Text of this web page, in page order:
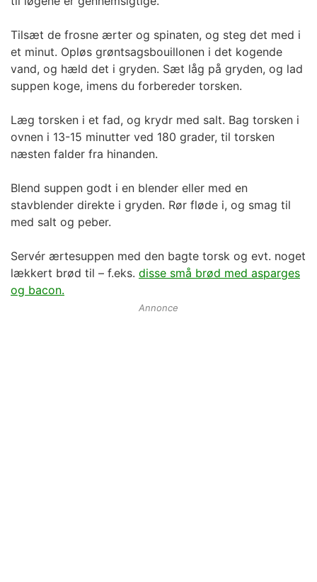
Tilsæt de frosne ærter og spinaten, og steg det med i
et minut. Opløs grøntsagsbouillonen i det kogende
vand, og hæld det i gryden. Sæt låg på gryden, og lad
suppen koge, imens du forbereder torsken.
Læg torsken i et fad, og krydr med salt. Bag torsken i
ovnen i 13-15 minutter ved 180 grader, til torsken
næsten falder fra hinanden.
Blend suppen godt i en blender eller med en
stavblender direkte i gryden. Rør fløde i, og smag til
med salt og peber.
Servér ærtesuppen med den bagte torsk og evt. noget
lækkert brød til – f.eks. disse små brød med asparges
og bacon.
Annonce